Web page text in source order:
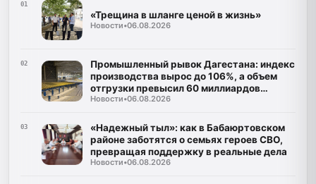
01
«Трещина в шланге ценой в жизнь»
Новости•06.08.2026
02
Промышленный рывок Дагестана: индекс
производства вырос до 106%, а объем
отгрузки превысил 60 миллиардов
рублей
Новости•06.08.2026
03
«Надежный тыл»: как в Бабаюртовском
районе заботятся о семьях героев СВО,
превращая поддержку в реальные дела
Новости•06.08.2026